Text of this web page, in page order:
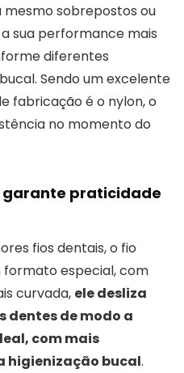
mesmo sobrepostos ou
sua performance mais
diferentes
Sendo um excelente
fabricação é o nylon, o
no momento do
garante praticidade
fios dentais, o fio
especial, com
curvada, ele desliza
dentes de modo a
com mais
higienização bucal.